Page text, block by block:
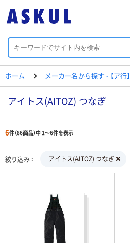
ホーム メーカー名から探す - 【ア行】
アイトス(AITOZ) つなぎ
6件（86商品）中 1～6件を表示
絞り込み アイトス(AITOZ) つなぎ